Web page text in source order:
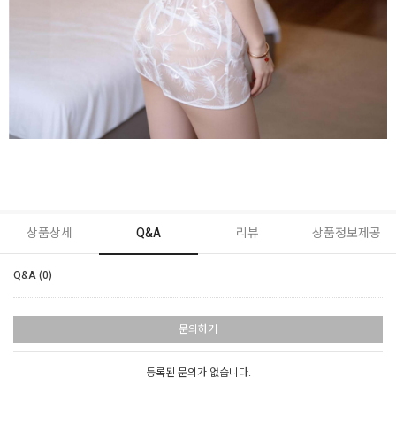
상품상세 Q&A 리뷰 상품정보제공
Q&A (0)
문의하기
등록된 문의가 없습니다.